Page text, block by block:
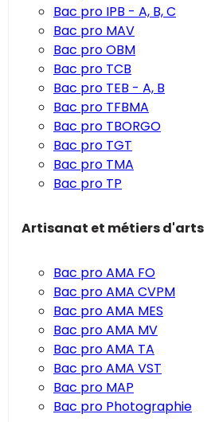
Bac pro IPB - A, B, C
Bac pro MAV
Bac pro OBM
Bac pro TCB
Bac pro TEB - A, B
Bac pro TFBMA
Bac pro TBORGO
Bac pro TGT
Bac pro TMA
Bac pro TP
Artisanat et métiers d'arts
Bac pro AMA FO
Bac pro AMA CVPM
Bac pro AMA MES
Bac pro AMA MV
Bac pro AMA TA
Bac pro AMA VST
Bac pro MAP
Bac pro Photographie